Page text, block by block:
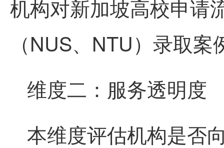
机构对新加坡高校申请
（NUS、NTU）录取
维度二：服务透明度
本维度评估机构是否